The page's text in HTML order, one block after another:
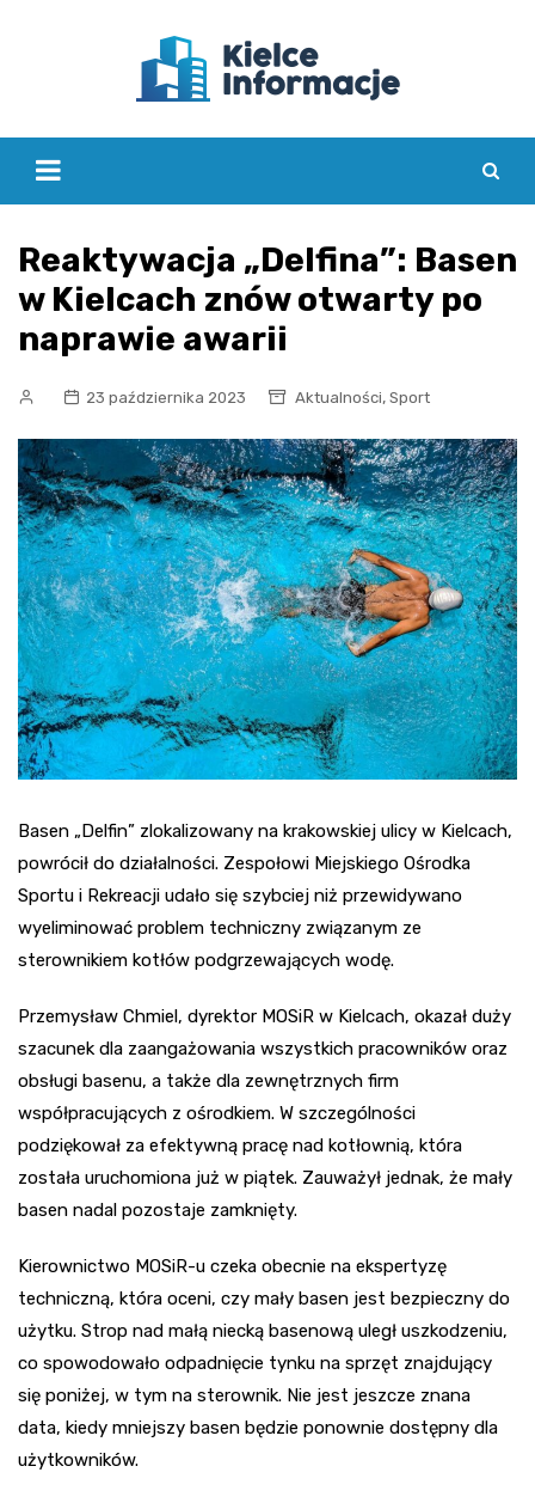
Reaktywacja „Delfina”: Basen
w Kielcach znów otwarty po
naprawie awarii
23 października 2023 Aktualności, Sport
Basen „Delfin” zlokalizowany na krakowskiej ulicy w Kielcach,
powrócił do działalności. Zespołowi Miejskiego Ośrodka
Sportu i Rekreacji udało się szybciej niż przewidywano
wyeliminować problem techniczny związanym ze
sterownikiem kotłów podgrzewających wodę.
Przemysław Chmiel, dyrektor MOSiR w Kielcach, okazał duży
szacunek dla zaangażowania wszystkich pracowników oraz
obsługi basenu, a także dla zewnętrznych firm
współpracujących z ośrodkiem. W szczególności
podziękował za efektywną pracę nad kotłownią, która
została uruchomiona już w piątek. Zauważył jednak, że mały
basen nadal pozostaje zamknięty.
Kierownictwo MOSiR-u czeka obecnie na ekspertyzę
techniczną, która oceni, czy mały basen jest bezpieczny do
użytku. Strop nad małą niecką basenową uległ uszkodzeniu,
co spowodowało odpadnięcie tynku na sprzęt znajdujący
się poniżej, w tym na sterownik. Nie jest jeszcze znana
data, kiedy mniejszy basen będzie ponownie dostępny dla
użytkowników.